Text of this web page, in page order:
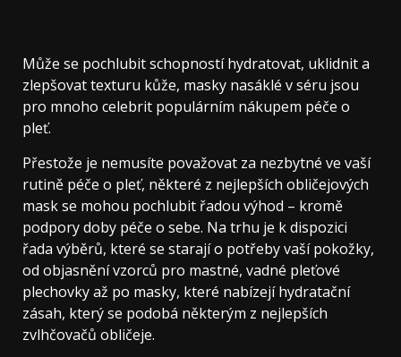
Může se pochlubit schopností hydratovat, uklidnit a
zlepšovat texturu kůže, masky nasáklé v séru jsou
pro mnoho celebrit populárním nákupem péče o
pleť.
Přestože je nemusíte považovat za nezbytné ve vaší
rutině péče o pleť, některé z nejlepších obličejových
mask se mohou pochlubit řadou výhod – kromě
podpory doby péče o sebe. Na trhu je k dispozici
řada výběrů, které se starají o potřeby vaší pokožky,
od objasnění vzorců pro mastné, vadné pleťové
plechovky až po masky, které nabízejí hydratační
zásah, který se podobá některým z nejlepších
zvlhčovačů obličeje.